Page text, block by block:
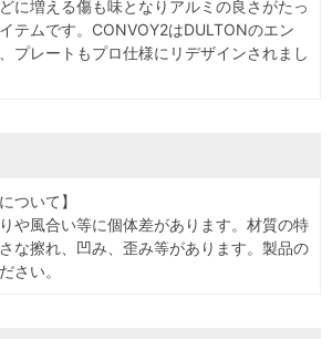
に増える傷も味となりアルミの良さがたっ
テムです。CONVOY2はDULTONのエン
プレートもプロ仕様にリデザインされまし
ついて】
や風合い等に個体差があります。材質の特
な擦れ、凹み、歪み等があります。製品の
さい。